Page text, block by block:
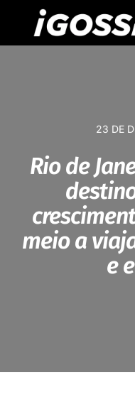
23 DE
Rio de
meio a
e